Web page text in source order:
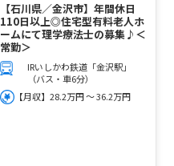
【石川県／金沢市】年間休日
110日以上◎住宅型有料老人ホ
ームにて理学療法士の募集♪＜
常勤＞
IRいしかわ鉄道「金沢駅」
（バス・車6分）
【月収】28.2万円 ～ 36.2万円